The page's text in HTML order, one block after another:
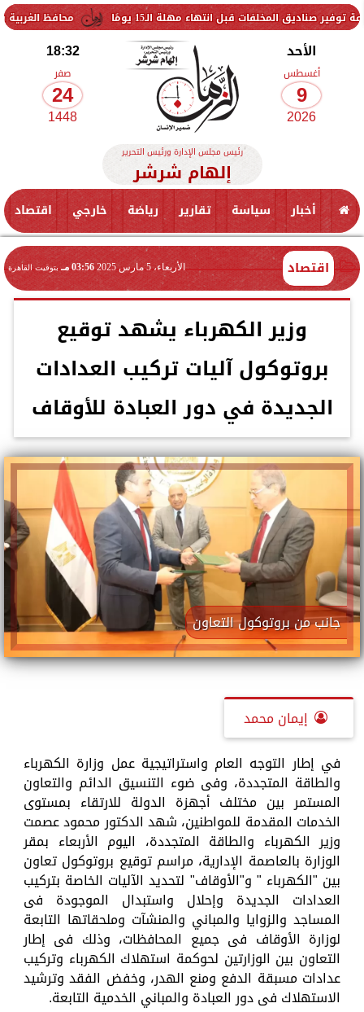
محافظ الغربية يتفقد حزمة من انتهاء مهلة الـ15 يومًا
الأحد
أغسطس
9
2026
18:32
صفر
24
1448
رئيس مجلس الإدارة ورئيس التحرير
إلهام شرشر
أخبار سياسة تقارير رياضة خارجي اقتصاد
اقتصاد الأربعاء، 5 مارس 2025 03:56 مـ بتوقيت القاهرة
وزير الكهرباء يشهد توقيع
بروتوكول آليات تركيب العدادات
الجديدة في دور العبادة للأوقاف
جانب من بروتوكول التعاون
إيمان محمد
في إطار التوجه العام واستراتيجية عمل وزارة الكهرباء
والطاقة المتجددة، وفى ضوء التنسيق الدائم والتعاون
المستمر بين مختلف أجهزة الدولة للارتقاء بمستوى
الخدمات المقدمة للمواطنين، شهد الدكتور محمود عصمت
وزير الكهرباء والطاقة المتجددة، اليوم الأربعاء بمقر
الوزارة بالعاصمة الإدارية، مراسم توقيع بروتوكول تعاون
بين "الكهرباء " و"الأوقاف" لتحديد الآليات الخاصة بتركيب
العدادات الجديدة وإحلال واستبدال الموجودة فى
المساجد والزوايا والمباني والمنشآت وملحقاتها التابعة
لوزارة الأوقاف فى جميع المحافظات، وذلك فى إطار
التعاون بين الوزارتين لحوكمة استهلاك الكهرباء وتركيب
عدادات مسبقة الدفع ومنع الهدر، وخفض الفقد وترشيد
الاستهلاك فى دور العبادة والمباني الخدمية التابعة.